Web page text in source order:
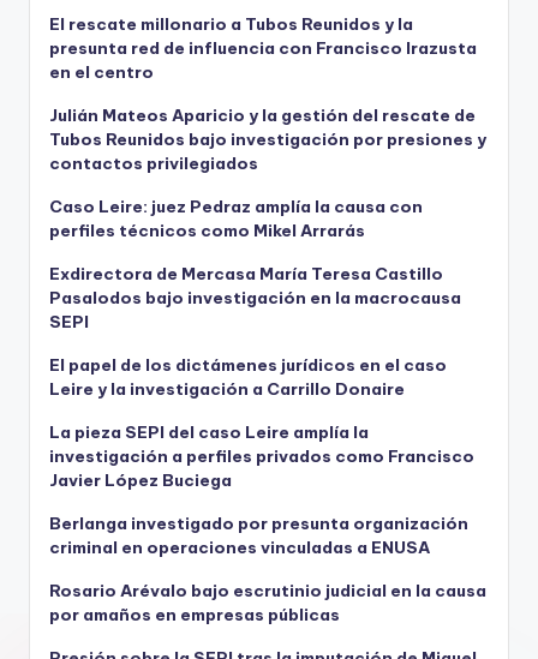
El rescate millonario a Tubos Reunidos y la
presunta red de influencia con Francisco Irazusta
en el centro
Julián Mateos Aparicio y la gestión del rescate de
Tubos Reunidos bajo investigación por presiones y
contactos privilegiados
Caso Leire: juez Pedraz amplía la causa con
perfiles técnicos como Mikel Arrarás
Exdirectora de Mercasa María Teresa Castillo
Pasalodos bajo investigación en la macrocausa
SEPI
El papel de los dictámenes jurídicos en el caso
Leire y la investigación a Carrillo Donaire
La pieza SEPI del caso Leire amplía la
investigación a perfiles privados como Francisco
Javier López Buciega
Berlanga investigado por presunta organización
criminal en operaciones vinculadas a ENUSA
Rosario Arévalo bajo escrutinio judicial en la causa
por amaños en empresas públicas